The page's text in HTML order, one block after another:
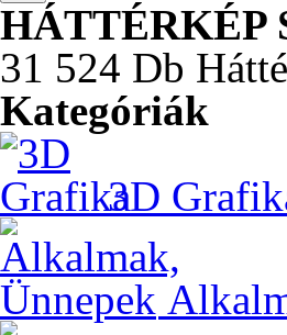
HÁTTÉRKÉP
31 524 Db
Kategóriák
3D